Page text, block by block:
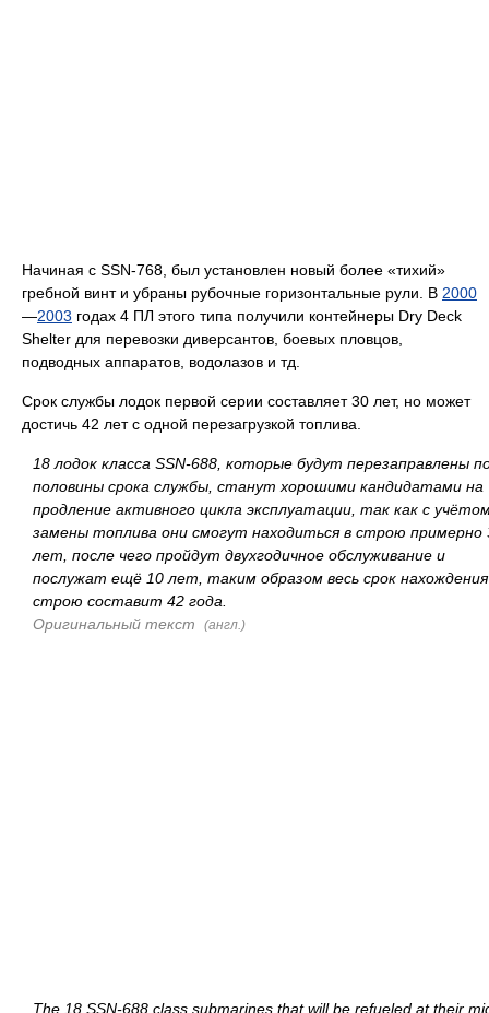
Начиная с SSN-768, был установлен новый более «тихий»
гребной винт и убраны рубочные горизонтальные рули. В 2000
—2003 годах 4 ПЛ этого типа получили контейнеры Dry Deck
Shelter для перевозки диверсантов, боевых пловцов,
подводных аппаратов, водолазов и тд.
Срок службы лодок первой серии составляет 30 лет, но может
достичь 42 лет с одной перезагрузкой топлива.
18 лодок класса SSN-688, которые будут перезаправлены
половины срока службы, станут хорошими кандидатами на
продление активного цикла эксплуатации, так как с
замены топлива они смогут находиться в строю примерно
лет, после чего пройдут двухгодичное обслуживание и
послужат ещё 10 лет, таким образом весь срок
строю составит 42 года.
Оригинальный текст
(англ.)
The 18 SSN-688 class submarines that will be refueled at their